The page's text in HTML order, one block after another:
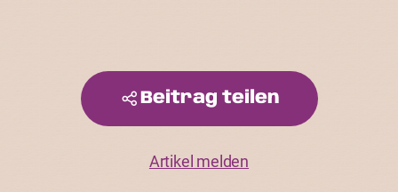
Beitrag teilen
Artikel melden